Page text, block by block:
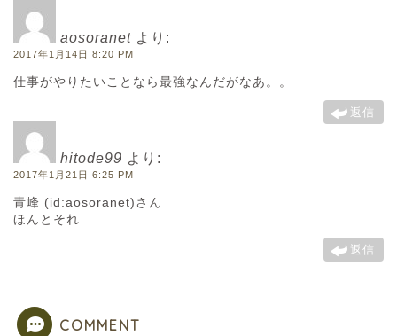
aosoranet より:
2017年1月14日 8:20 PM
仕事がやりたいことなら最強なんだがなあ。。
返信
hitode99 より:
2017年1月21日 6:25 PM
青峰 (id:aosoranet)さん
ほんとそれ
返信
COMMENT